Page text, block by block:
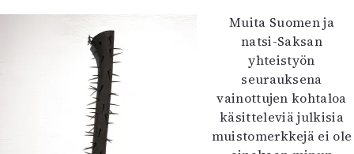
Muita Suomen ja
natsi-Saksan
yhteistyön
seurauksena
vainottujen kohtaloa
käsitteleviä julkisia
muistomerkkejä ei ole